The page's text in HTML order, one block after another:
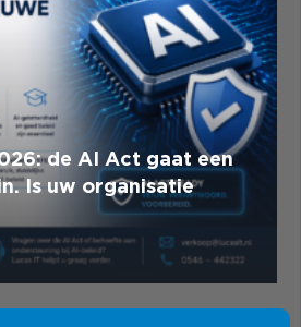
de AI Act gaat een
Is uw organisatie